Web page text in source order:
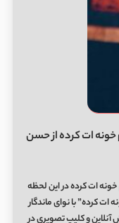
خونه ات کرده از حسن
ات کرده در این لحظه
ات کرده” با نوای ماندگار
و کلیپ تصویری در